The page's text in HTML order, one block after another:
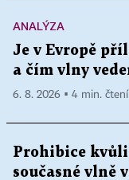
ANALÝZA
Je v Evropě
a čím vlny
6. 8. 2026 ▪ 4 min. čtení
Prohibice
současné vlně